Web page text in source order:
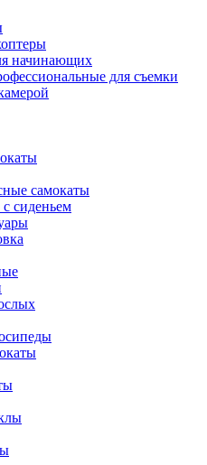
начинающих
для съемки
самокаты
сиденьем